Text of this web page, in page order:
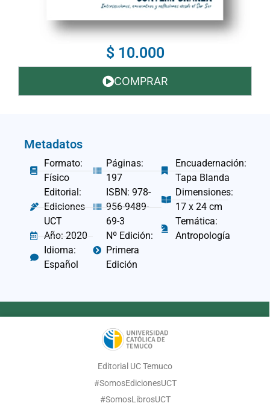
$ 10.000
COMPRAR
Metadatos
Formato:
Físico
Editorial:
Ediciones
UCT
Año: 2020
Idioma:
Español
Páginas:
197
ISBN: 978-
956-9489-
69-3
Nº Edición:
Primera
Edición
Encuadernación:
Tapa Blanda
Dimensiones:
17 x 24 cm
Temática:
Antropología
Editorial UC Temuco
#SomosEdicionesUCT
#SomosLibrosUCT